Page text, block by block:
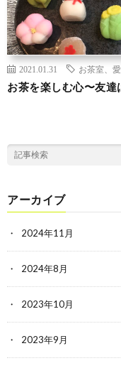
2021.01.31 お茶室、愛
お茶を楽しむ心〜友達
アーカイブ
2024年11月
2024年8月
2023年10月
2023年9月